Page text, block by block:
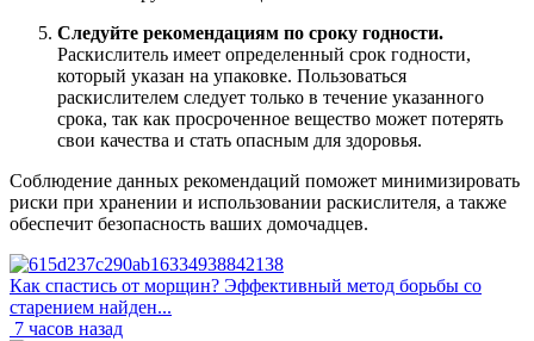
Следуйте рекомендациям по сроку годности.
Раскислитель имеет определенный срок годности,
который указан на упаковке. Пользоваться
раскислителем следует только в течение указанного
срока, так как просроченное вещество может потерять
свои качества и стать опасным для здоровья.
Соблюдение данных рекомендаций поможет минимизировать
риски при хранении и использовании раскислителя, а также
обеспечит безопасность ваших домочадцев.
Как спастись от морщин? Эффективный метод борьбы со
старением найден...
7 часов назад